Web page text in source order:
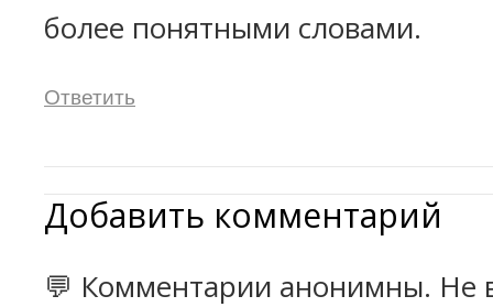
более понятными словами.
Ответить
Добавить комментарий
💬 Комментарии анонимны. Не